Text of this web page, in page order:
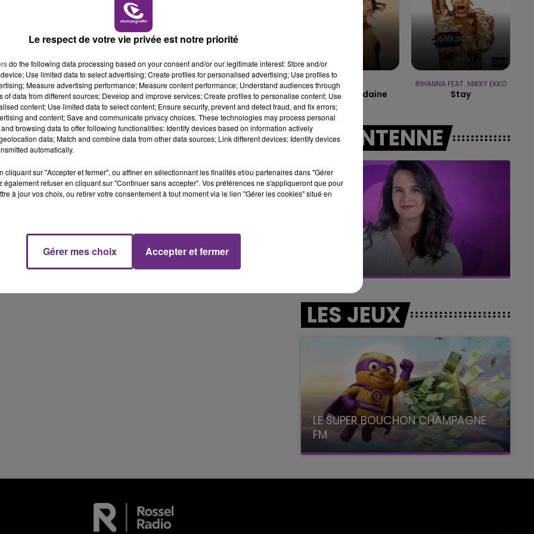
END CHAMPAGNE FM LE WEEK-END CHAMPAGNE FM
7h00 - 11h00
BEST OF
LE MAGASIN JOUÉCLUB DE REIMS FERME
C'était l'une des institutions du centre-ville
rémois. Le magasin JouéClub est contraint de
fermer ses portes.
Soiree Mondaine
RIHANNA FEAT. MIKKY EKKO
Stay
A L'ANTENNE
7h00 - 11h00
BEST OF Le week-end Champagne FM
LES JEUX
LE SUPER BOUCHON CHAMPAGNE
FM
avec La Famille Champagne FM, à 8H10
Le respect de votre vie privée est notre priorité
do the following data processing based on your consent and/or our legitimate interest: Store and/or
Use limited data to select advertising; Create profiles for personalised advertising; Use profiles to
Measure advertising performance; Measure content performance; Understand audiences through
of data from different sources; Develop and improve services; Create profiles to personalise content; Use
content; Use limited data to select content; Ensure security, prevent and detect fraud, and fix errors;
and content; Save and communicate privacy choices. These technologies may process personal
browsing data to offer following functionalities: Identify devices based on information actively
data; Match and combine data from other data sources; Link different devices; Identify devices
automatically.
cliquant sur "Accepter et fermer", ou affiner en sélectionnant les finalités et/ou partenaires dans "Gérer
également refuser en cliquant sur "Continuer sans accepter". Vos préférences ne s'appliqueront que pour
à jour vos choix, ou retirer votre consentement à tout moment via le lien "Gérer les cookies" situé en
Gérer mes choix Accepter et fermer